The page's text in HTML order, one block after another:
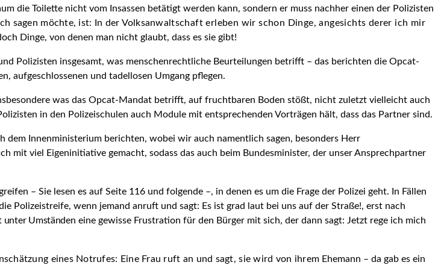
die Toilette nicht vom Insassen betätigt werden kann, sondern er muss nachher einen der Polizisten
sagen möchte, ist: In der Volksanwalt­schaft erleben wir schon Dinge, angesichts derer ich mir
Dinge, von denen man nicht glaubt, dass es sie gibt!
Polizisten insgesamt, was menschenrechtliche Beurteilungen betrifft – das berichten die Opcat-
aufgeschlossenen und tadellosen Umgang pflegen.
was das Opcat-Mandat betrifft, auf fruchtbaren Boden stößt, nicht zuletzt vielleicht auch
in den Polizeischulen auch Module mit entsprechenden Vorträgen hält, dass das Partner sind.
Innenministerium berichten, wobei wir auch namentlich sagen, besonders Herr
mit viel Eigeninitiative gemacht, sodass das auch beim Bundesminister, der unser Ansprechpartner
– Sie lesen es auf Seite 116 und folgende –, in denen es um die Frage der Polizei geht. In Fällen
Polizeistreife, wenn jemand anruft und sagt: Es ist grad laut bei uns auf der Straße!, erst nach
unter Umständen eine gewisse Frustration für den Bürger mit sich, der dann sagt: Jetzt rege ich mich
eines Notrufes: Eine Frau ruft an und sagt, sie wird von ihrem Ehemann – da gab es ein